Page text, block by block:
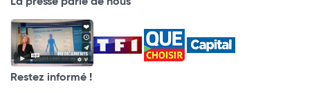
Restez informé !